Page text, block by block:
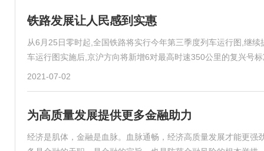
铁路发展让人民感到实惠
从6月25日零时起,全国铁路将实行今年第三季度列车运行图,继
车运行图实施后,京沪方向将新增6对最高时速350公里的复兴号
2021-07-02
为高质量发展提供更多金融助力
经济是肌体，金融是血脉。血脉通畅，经济高质量发展才能更